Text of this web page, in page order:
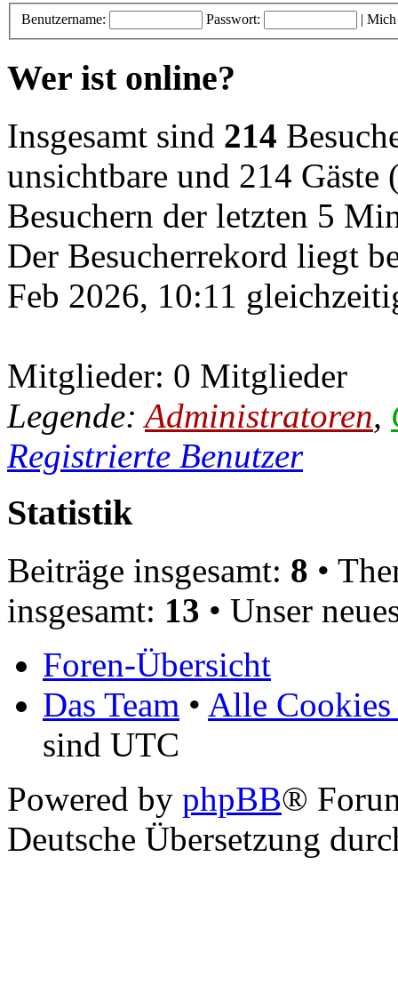
Benutzername: Passwort: | Mich
Wer ist online?
Insgesamt sind 214
unsichtbare und 214 Gäste
Besuchern der letzten 5
Der Besucherrekord liegt
Feb 2026, 10:11
Mitglieder: 0 Mitglieder
Legende: Administratoren,
Registrierte Benutzer
Statistik
Beiträge insgesamt: 8 •
insgesamt: 13 • Unser
Foren-Übersicht
Das Team • Alle Cookies
sind UTC
Powered by phpBB®
Deutsche Übersetzung